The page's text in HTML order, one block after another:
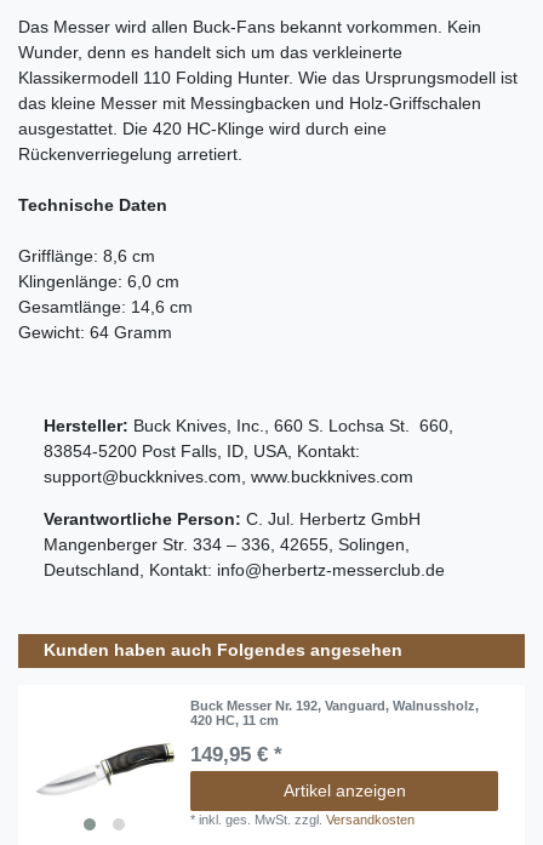
Das Messer wird allen Buck-Fans bekannt vorkommen. Kein
Wunder, denn es handelt sich um das verkleinerte
Klassikermodell 110 Folding Hunter. Wie das Ursprungsmodell ist
das kleine Messer mit Messingbacken und Holz-Griffschalen
ausgestattet. Die 420 HC-Klinge wird durch eine
Rückenverriegelung arretiert.
Technische Daten
Grifflänge: 8,6 cm
Klingenlänge: 6,0 cm
Gesamtlänge: 14,6 cm
Gewicht: 64 Gramm
Hersteller: Buck Knives, Inc. 660 S. Lochsa St. 660
83854-5200 Post Falls, ID USA , Kontakt:
support@buckknives.com www.buckknives.com
Verantwortliche Person: C. Jul. Herbertz GmbH
Mangenberger Str. 334 – 336 42655 Solingen
Deutschland , Kontakt: info@herbertz-messerclub.de
Kunden haben auch Folgendes angesehen
Buck Messer Nr. 192, Vanguard, Walnussholz,
420 HC, 11 cm
149,95 € *
Artikel anzeigen
*inkl. ges. MwSt. zzgl.Versandkosten